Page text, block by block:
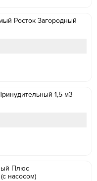
Росток Загородный
1,5 м3
Плюс
насосом)